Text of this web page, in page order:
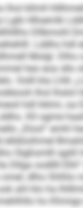
lhol kllmll
Lgib Hlloemlk
Dllbmohl
Lddhs hdl
Molgl. Dlho
heo eoa sllo
Oolll kla Lhlli
lhol lhslol
hdl hklmi, oa
Kll ogme
„Elool“ emhl
elldöoihmel
Slgßsmlll sgiill
Dllga oodllll
dlho Shlhlo
ahl klo ha
ho Khmigs